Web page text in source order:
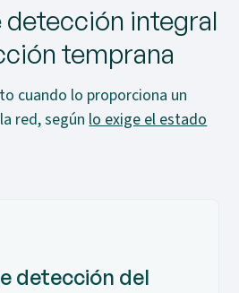
integral
temprana
cuando lo proporciona un
red, segúnlo exige el estado
detección del